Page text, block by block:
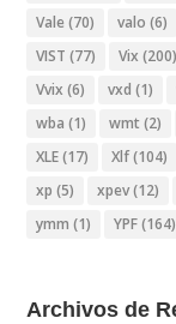
Vale (70) valo (6)
VIST (77) Vix (200)
Vvix (6) vxd (1)
wba (1) wmt (2)
XLE(17) Xlf(104)
xp (5) xpev(12)
ymm (1) YPF(164)
Archivos de